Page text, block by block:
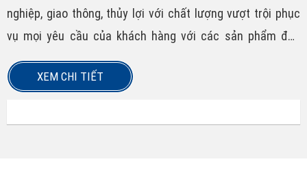
nghiệp, giao thông, thủy lợi với chất lượng vượt trội phục
vụ mọi yêu cầu của khách hàng với các sản phẩm đặc
biệt...
XEM CHI TIẾT